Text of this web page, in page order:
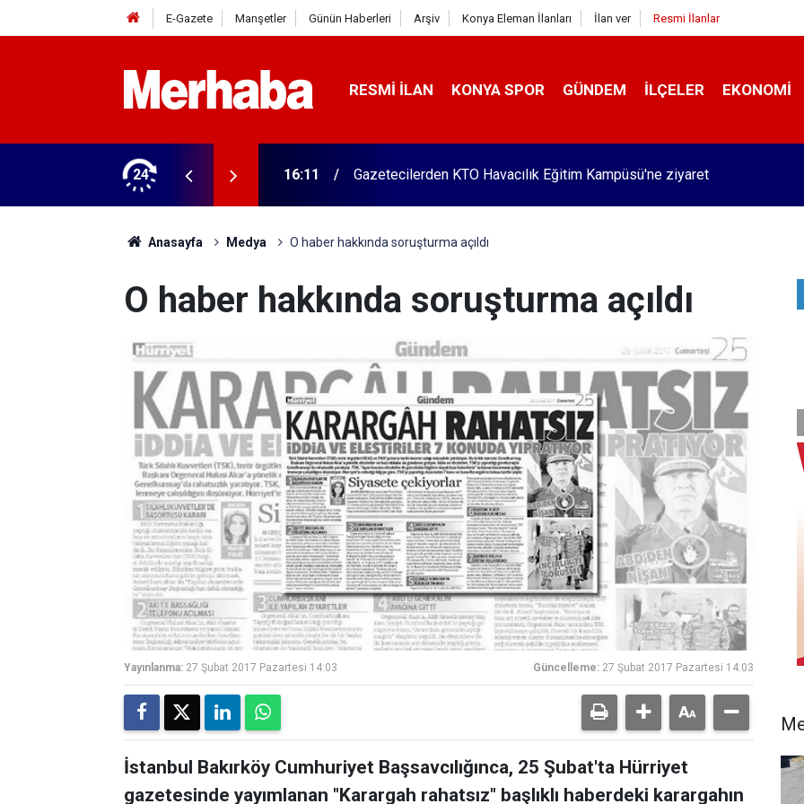
E-Gazete Manşetler Günün Haberleri Arşiv Konya Eleman İlanları İlan ver Resmi İlanlar
RESMI İLAN KONYA SPOR GÜNDEM İLÇELER EKONOMI
24
Kampüsü'ne ziyaret 15:45 Başkan Pekyatırmacı’dan esnaf ziyareti
Anasayfa Medya O haber hakkında soruşturma açıldı
O haber hakkında soruşturma açıldı
Yayınlanma: 27 Şubat 2017 Pazartesi 14:03 Güncelleme: 27 Şubat 2017 Pazartesi 14:03
İstanbul Bakırköy Cumhuriyet Başsavcılığınca, 25 Şubat'ta Hürriyet
gazetesinde yayımlanan "Karargah rahatsız" başlıklı haberdeki karargahın